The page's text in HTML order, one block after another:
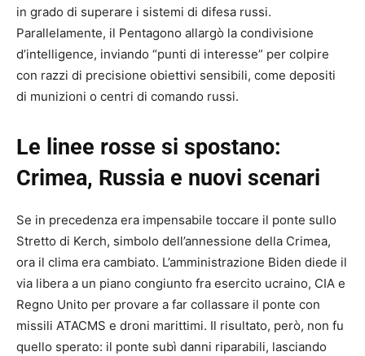
in grado di superare i sistemi di difesa russi.
Parallelamente, il Pentagono allargò la condivisione
d’intelligence, inviando “punti di interesse” per colpire
con razzi di precisione obiettivi sensibili, come depositi
di munizioni o centri di comando russi.
Le linee rosse si spostano:
Crimea, Russia e nuovi scenari
Se in precedenza era impensabile toccare il ponte sullo
Stretto di Kerch, simbolo dell’annessione della Crimea,
ora il clima era cambiato. L’amministrazione Biden diede il
via libera a un piano congiunto fra esercito ucraino, CIA e
Regno Unito per provare a far collassare il ponte con
missili ATACMS e droni marittimi. Il risultato, però, non fu
quello sperato: il ponte subì danni riparabili, lasciando